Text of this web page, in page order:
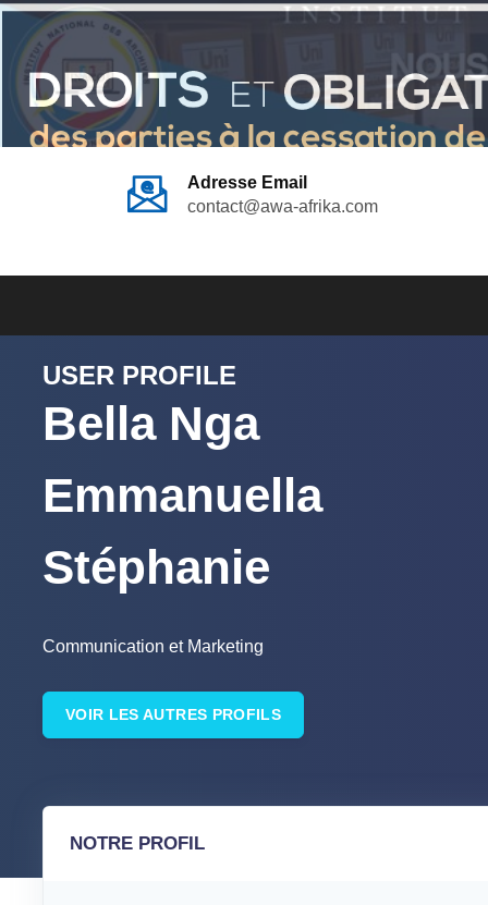
Adresse Email
contact@awa-afrika.com
USER PROFILE
Bella Nga
Emmanuella
Stéphanie
Communication et Marketing
VOIR LES AUTRES PROFILS
NOTRE PROFIL